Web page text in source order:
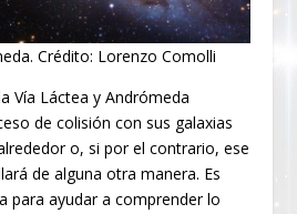
Crédito: Lorenzo Comolli
Vía Láctea y Andrómeda
de colisión con sus galaxias
o, si por el contrario, ese
de alguna otra manera. Es
para ayudar a comprender lo